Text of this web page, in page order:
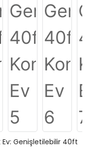
Ev: Genişletilebilir 40ft